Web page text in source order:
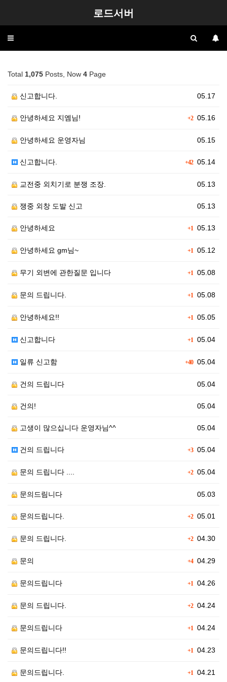
로드서버
Toggle
Total 1,075 Posts, Now 4 Page
05.17
신고합니다.
+205.16
안녕하세요 지엠님!
05.15
안녕하세요 운영자님
+4205.14
신고합니다.
05.13
교전중 외치기로 분쟁 조장.
05.13
쟁중 외창 도발 신고
+1 05.13
안녕하세요
+1 05.12
안녕하세요 gm님~
+1 05.08
무기 외변에 관한질문 입니다
+1 05.08
문의 드립니다.
+1 05.05
안녕하세요!!
+1 05.04
신고합니다
+4005.04
일류 신고함
05.04
건의 드립니다
05.04
건의!
05.04
고생이 많으십니다 운영자님^^
+305.04
건의 드립니다
+205.04
문의 드립니다 ....
05.03
문의드림니다
+205.01
문의드립니다.
+204.30
문의 드립니다.
+404.29
문의
+1 04.26
문의드립니다
+204.24
문의 드립니다.
+1 04.24
문의드립니다
+1 04.23
문의드립니다!!
+1 04.21
문의드립니다.